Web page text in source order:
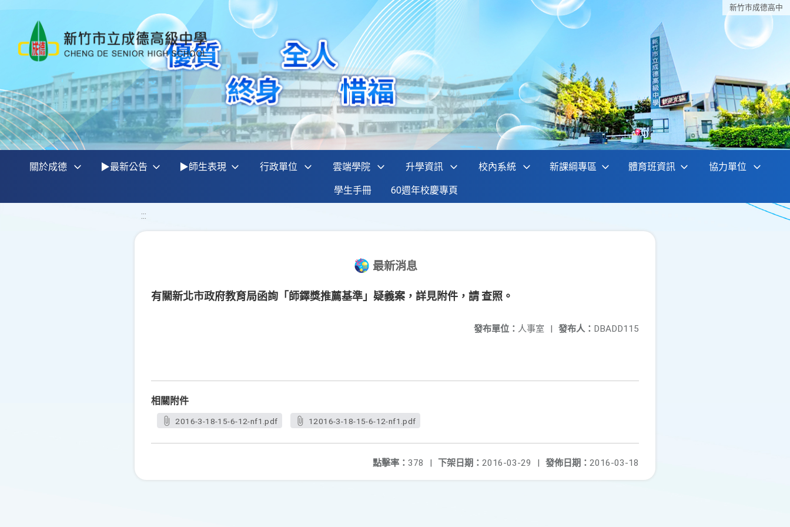
新竹巿成德高中
關於成德 ▶最新公告 ▶師生表現 行政單位 雲端學院 升學資訊 校內系統 新課綱專區 體育班資訊 協力單位
學生手冊 60週年校慶專頁
:::
最新消息
有關新北市政府教育局函詢「師鐸獎推薦基準」疑義案，詳見附件，請 查照。
發布人： DBADD115
發布單位： 人事室 |
相關附件
2016-3-18-15-6-12-nf1.pdf 12016-3-18-15-6-12-nf1.pdf
發佈日期： 2016-03-18
下架日期： 2016-03-29 |
點擊率： 378 |